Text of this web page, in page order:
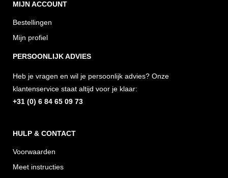
s
t
a
g
r
a
m
c
e
b
o
k
k
k
MIJN ACCOUNT
Bestellingen
Mijn profiel
PERSOONLIJK ADVIES
Heb je vragen en wil je persoonlijk advies? Onze
klantenservice staat altijd voor je klaar:
+31 (0) 6 84 65 09 73
HULP & CONTACT
Voorwaarden
Meet instructies